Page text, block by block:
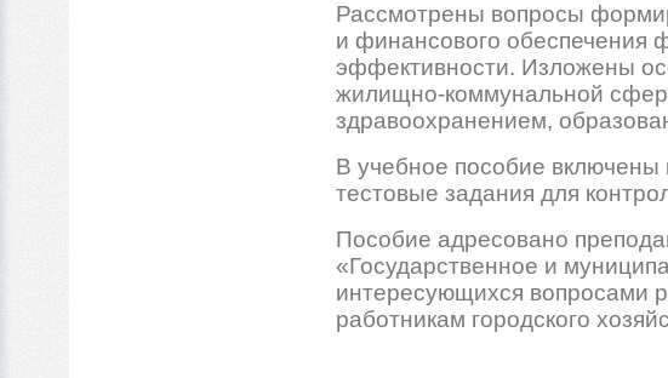
Рассмотрены вопросы
и финансового обеспечения
эффективности. Изложены
жилищно-коммунальной
здравоохранением,
В учебное пособие включены
тестовые задания для
Пособие адресовано
«Государственное и
интересующихся вопросами
работникам городского